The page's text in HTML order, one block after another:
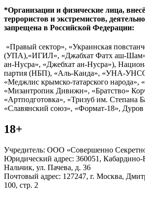
*Организации и физические лица,
террористов и экстремистов,
запрещена в Российской Федерации:
«Правый сектор», «Украинская
(УПА),«ИГИЛ», «Джабхат Фатх аш-
ан-Нусра», «Джебхат ан-Нусра»),
партия (НБП), «Аль-Каида», «УНА-
«Меджлис крымско-татарского народа»,
«Мизантропик Дивижн», «Братство»
«Артподготовка», «Тризуб им. Степана
«Славянский союз», «Формат-18», Дуров
18+
Учредитель: ООО «Совершенно
Юридический адрес: 360051, Кабардино-
Нальчик, ул. Пачева, д. 36
Почтовый адрес: 127247, г. Москва,
100, стр. 2